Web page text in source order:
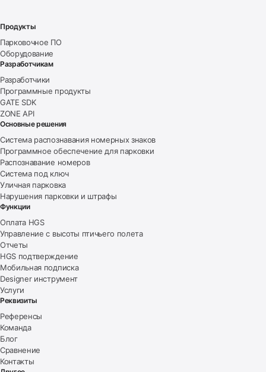
Продукты
Парковочное ПО
Оборудование
Разработчикам
Разработчики
Программные продукты
GATE SDK
ZONE API
Основные решения
Система распознавания номерных знаков
Программное обеспечение для парковки
Распознавание номеров
Система под ключ
Уличная парковка
Нарушения парковки и штрафы
Функции
Оплата HGS
Управление с высоты птичьего полета
Отчеты
HGS подтверждение
Мобильная подписка
Designer инструмент
Услуги
Реквизиты
Референсы
Команда
Блог
Сравнение
Контакты